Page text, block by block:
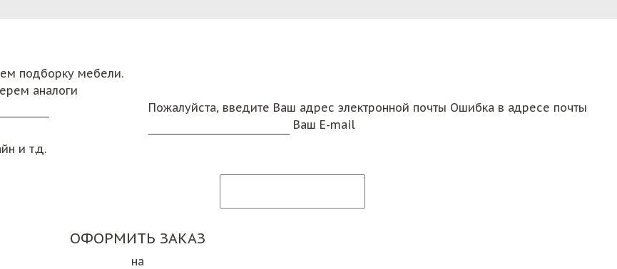
подборку мебели.
аналоги
Пожалуйста, введите Ваш адрес электронной почты Ошибка в адресе почты
Ваш E-mail
и т.д.
ОФОРМИТЬ ЗАКАЗ
на